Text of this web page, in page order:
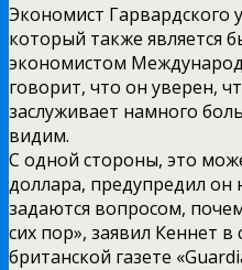
Экономист Гарвардского
который также является
экономистом
говорит, что он уверен,
заслуживает намного
видим.
С одной стороны, это
доллара, предупредил
задаются вопросом,
сих пор», заявил Кеннет
британской газете